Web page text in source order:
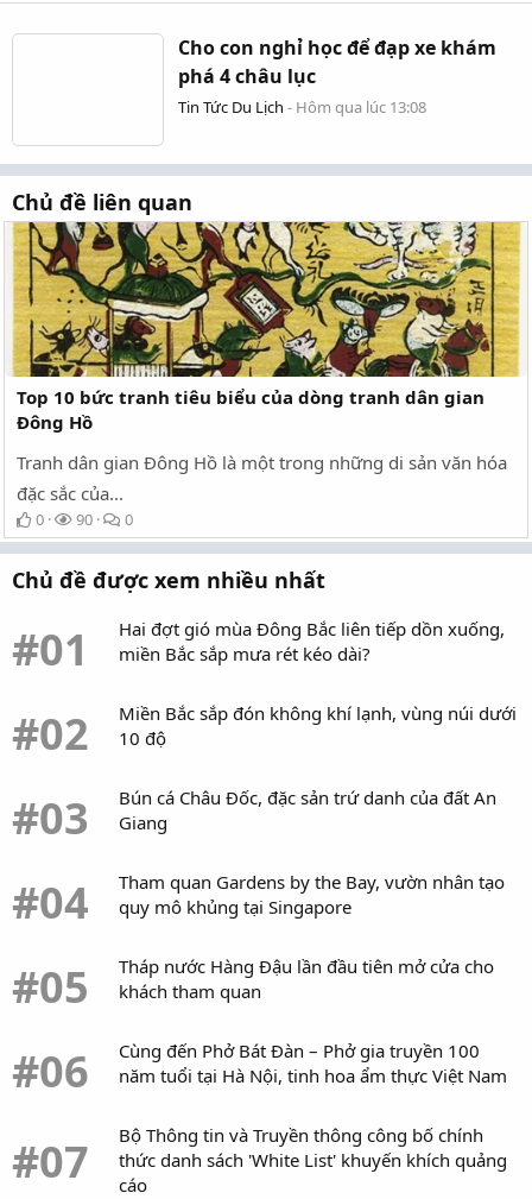
Cho con nghỉ học để đạp xe khám
phá 4 châu lục
Tin Tức Du Lịch - Hôm qua lúc 13:08
Chủ đề liên quan
Top 10 bức tranh tiêu biểu của dòng tranh dân gian
Đông Hồ
Tranh dân gian Đông Hồ là một trong những di sản văn hóa
đặc sắc của...
0 90 0
Chủ đề được xem nhiều nhất
#01
Hai đợt gió mùa Đông Bắc liên tiếp dồn xuống,
miền Bắc sắp mưa rét kéo dài?
#02
Miền Bắc sắp đón không khí lạnh, vùng núi dưới
10 độ
#03
Bún cá Châu Đốc, đặc sản trứ danh của đất An
Giang
#04
Tham quan Gardens by the Bay, vườn nhân tạo
quy mô khủng tại Singapore
#05
Tháp nước Hàng Đậu lần đầu tiên mở cửa cho
khách tham quan
#06
Cùng đến Phở Bát Đàn – Phở gia truyền 100
năm tuổi tại Hà Nội, tinh hoa ẩm thực Việt Nam
#07
Bộ Thông tin và Truyền thông công bố chính
thức danh sách 'White List' khuyến khích quảng
cáo